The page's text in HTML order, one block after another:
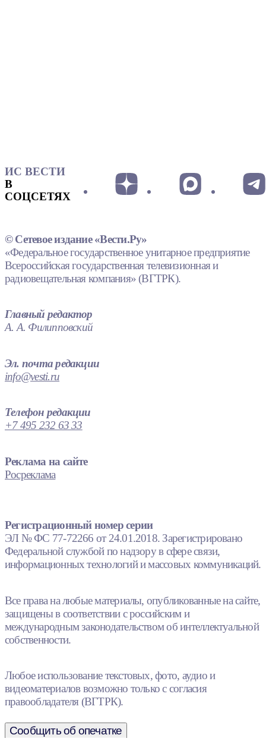
ИС ВЕСТИ
В
СОЦСЕТЯХ
© Сетевое издание «Вести.Ру»
«Федеральное государственное унитарное предприятие
Всероссийская государственная телевизионная и
радиовещательная компания» (ВГТРК).
Главный редактор
А. А. Филипповский
Эл. почта редакции
info@vesti.ru
Телефон редакции
+7 495 232 63 33
Реклама на сайте
Росреклама
Регистрационный номер серии
ЭЛ № ФС 77-72266 от 24.01.2018. Зарегистрировано
Федеральной службой по надзору в сфере связи,
информационных технологий и массовых коммуникаций.
Все права на любые материалы, опубликованные на сайте,
защищены в соответствии с российским и
международным законодательством об интеллектуальной
собственности.
Любое использование текстовых, фото, аудио и
видеоматериалов возможно только с согласия
правообладателя (ВГТРК).
Сообщить об опечатке